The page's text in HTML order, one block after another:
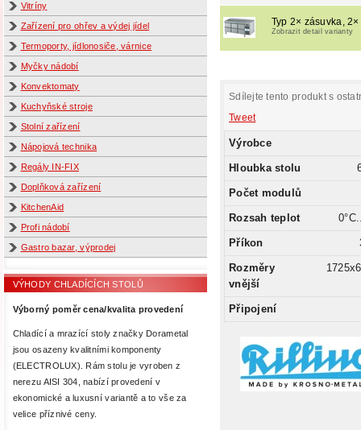
Vitríny
Zařízení pro ohřev a výdej jídel
Termoporty, jídlonosiče, várnice
Myčky nádobí
Konvektomaty
Kuchyňské stroje
Stolní zařízení
Nápojová technika
Regály IN-FIX
Doplňková zařízení
KitchenAid
Profi nádobí
Gastro bazar, výprodej
VÝHODY CHLADÍCÍCH STOLŮ
Výborný poměr cena/kvalita provedení
Chladící a mrazící stoly značky Dorametal
jsou osazeny kvalitními komponenty
(ELECTROLUX). Rám stolu je vyroben z
nerezu AISI 304, nabízí provedení v
ekonomické a luxusní variantě a to vše za
velice příznivé ceny.
Typ 2× zásuvka,
Zobrazit detail varianty
Sdílejte tento produkt s
Tweet
Výrobce
Hloubka stolu
Počet modulů
Rozsah teplot
Příkon
Rozměry
vnější
Připojení